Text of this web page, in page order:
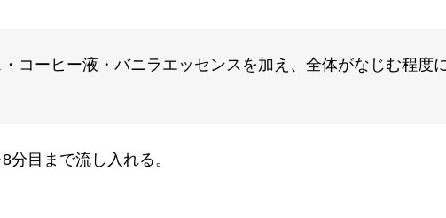
コーヒー液・バニラエッセンスを加え、全体がなじむ程度
分目まで流し入れる。